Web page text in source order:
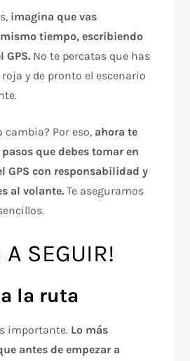
imagina que vas
tiempo, escribiendo
GPS. No te percatas que has
y de pronto el escenario
cambia? Por eso, ahora te
que debes tomar en
GPS con responsabilidad y
al volante. Te aseguramos
A SEGUIR!
la ruta
importante. Lo más
antes de empezar a